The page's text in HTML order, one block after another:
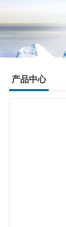
产品中心